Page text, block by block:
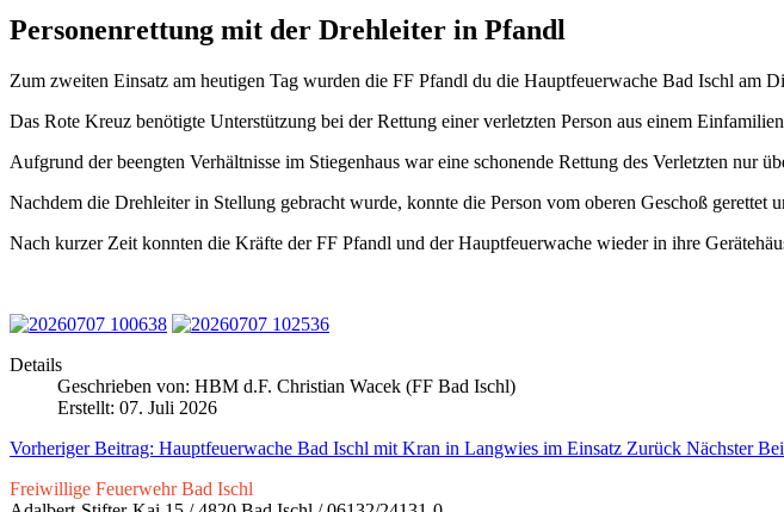
Personenrettung mit der Drehleiter in Pfandl
Zum zweiten Einsatz am heutigen Tag wurden die FF Pfandl du die Hauptfeuerwache Bad Ischl am
Das Rote Kreuz benötigte Unterstützung bei der Rettung einer verletzten Person aus einem
Aufgrund der beengten Verhältnisse im Stiegenhaus war eine schonende Rettung des Verletzten nur
Nachdem die Drehleiter in Stellung gebracht wurde, konnte die Person vom oberen Geschoß
Nach kurzer Zeit konnten die Kräfte der FF Pfandl und der Hauptfeuerwache wieder in ihre
Details
Geschrieben von: HBM d.F. Christian Wacek (FF Bad Ischl)
Erstellt: 07. Juli 2026
Vorheriger Beitrag: Hauptfeuerwache Bad Ischl mit Kran in Langwies im Einsatz Zurück Nächster
Freiwillige Feuerwehr Bad Ischl